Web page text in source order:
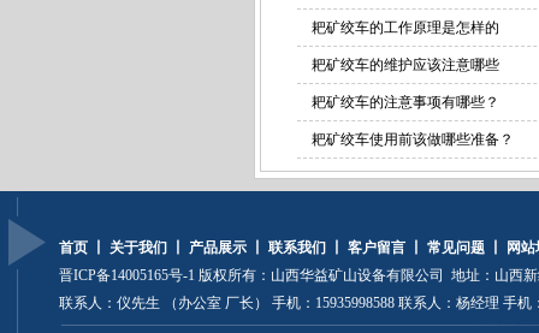
山西耙矿绞车
耙矿绞车的工作原理是怎样的
耙矿绞车的维护应该注意哪些
耙矿绞车的注意事项有哪些？
耙矿绞车使用前该做哪些准备？
首页 关于我们 产品展示 联系我们 客户留言 常见问题
网
晋ICP备14005165号-1 版权所有：山西华益矿山设备有限公司 地址：山西
联系人：仪先生 （办公室 厂长） 手机：15935998588 联系人：杨经理 手机